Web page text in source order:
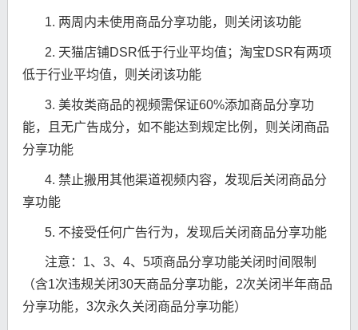
1. 两周内未使用商品分享功能，则关闭该功能
2. 天猫店铺DSR低于行业平均值；淘宝DSR有两项
低于行业平均值，则关闭该功能
3. 美妆类商品的视频需保证60%添加商品分享功
能，且无广告成分，如不能达到规定比例，则关闭商品
分享功能
4. 禁止搬用其他渠道视频内容，发现后关闭商品分
享功能
5. 不接受任何广告行为，发现后关闭商品分享功能
注意：1、3、4、5项商品分享功能关闭时间限制
（含1次违规关闭30天商品分享功能，2次关闭半年商品
分享功能，3次永久关闭商品分享功能）